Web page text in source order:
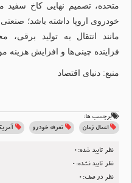
متحده، تصمیم نهایی کاخ سفید
خودروی اروپا داشته باشد؛
مانند انتقال به تولید
فزاینده چینی‌‌‌ها و افزایش هزینه
منبع: دنیای اقتصاد
برچسب ها:
اعمال زمان
تعرفه خودرو آمریکا
نظر تایید شده:0
نظر تایید نشده:0
نظر در صف:0